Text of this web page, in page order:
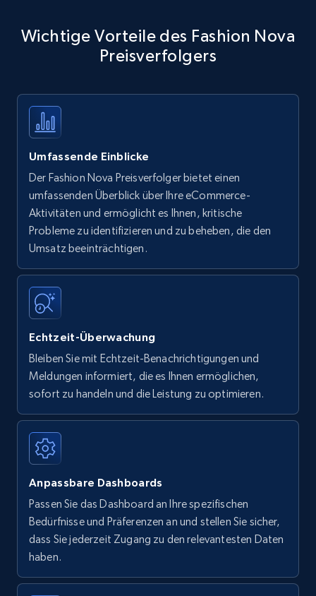
Wichtige Vorteile des Fashion Nova
Preisverfolgers
Umfassende Einblicke
Der Fashion Nova Preisverfolger bietet einen
umfassenden Überblick über Ihre eCommerce-
Aktivitäten und ermöglicht es Ihnen, kritische
Probleme zu identifizieren und zu beheben, die den
Umsatz beeinträchtigen.
Echtzeit-Überwachung
Bleiben Sie mit Echtzeit-Benachrichtigungen und
Meldungen informiert, die es Ihnen ermöglichen,
sofort zu handeln und die Leistung zu optimieren.
Anpassbare Dashboards
Passen Sie das Dashboard an Ihre spezifischen
Bedürfnisse und Präferenzen an und stellen Sie sicher,
dass Sie jederzeit Zugang zu den relevantesten Daten
haben.